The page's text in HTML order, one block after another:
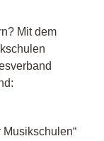
Mit dem
Musikschulen“